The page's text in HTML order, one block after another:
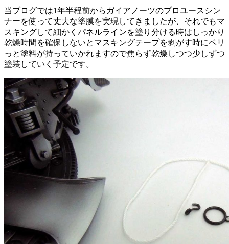
当ブログでは1年半程前からガイアノーツのプロユースシン
ナーを使って丈夫な塗膜を実現してきましたが、それでもマ
スキングして細かくパネルラインを塗り分ける時はしっかり
乾燥時間を確保しないとマスキングテープを剥がす時にベリ
っと塗料が持っていかれますので焦らず乾燥しつつ少しずつ
塗装していく予定です。